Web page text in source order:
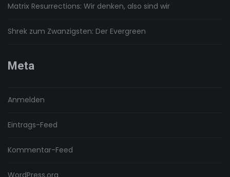
Matrix Resurrections: Wir denken, also sind wir
Shrek zum Zwanzigsten: Der Evergreen
Meta
Anmelden
Eintrags-Feed
Kommentar-Feed
WordPress.org